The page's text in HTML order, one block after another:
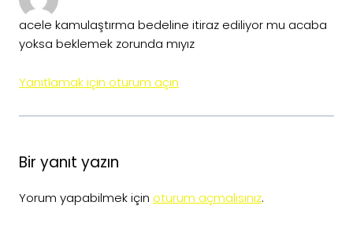
acele kamulaştırma bedeline itiraz ediliyor mu acaba
yoksa beklemek zorunda mıyız
Yanıtlamak için oturum açın
Bir yanıt yazın
Yorum yapabilmek için oturum açmalısınız.